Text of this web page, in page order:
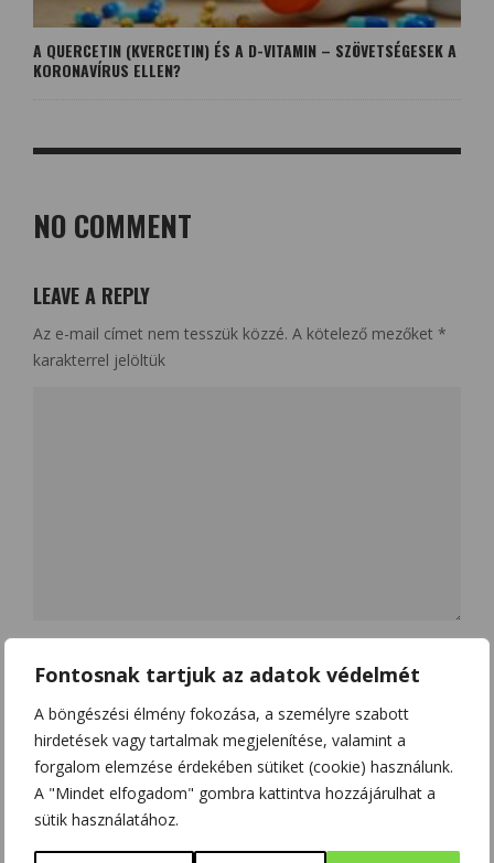
Fontosnak tartjuk az adatok védelmét
A böngészési élmény fokozása, a személyre szabott
hirdetések vagy tartalmak megjelenítése, valamint a
forgalom elemzése érdekében sütiket (cookie) használunk.
A "Mindet elfogadom" gombra kattintva hozzájárulhat a
sütik használatához.
A QUERCETIN (KVERCETIN) ÉS A D-VITAMIN – SZÖVETSÉGESEK A
KORONAVÍRUS ELLEN?
NO COMMENT
LEAVE A REPLY
Az e-mail címet nem tesszük közzé. A kötelező mezőket *
karakterrel jelöltük
Email*